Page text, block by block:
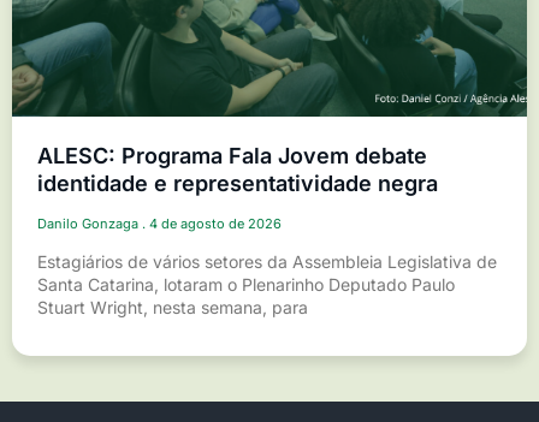
ALESC: Programa Fala Jovem debate
identidade e representatividade negra
Danilo Gonzaga 4 de agosto de 2026
Estagiários de vários setores da Assembleia Legislativa de
Santa Catarina, lotaram o Plenarinho Deputado Paulo
Stuart Wright, nesta semana, para